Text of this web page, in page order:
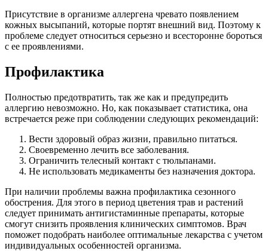
Присутствие в организме аллергена чревато появлением
кожных высыпаний, которые портят внешний вид. Поэтому к
проблеме следует относиться серьезно и всесторонне бороться
с ее проявлениями.
Профилактика
Полностью предотвратить, так же как и предупредить
аллергию невозможно. Но, как показывает статистика, она
встречается реже при соблюдении следующих рекомендаций:
Вести здоровый образ жизни, правильно питаться.
Своевременно лечить все заболевания.
Ограничить телесный контакт с тюльпанами.
Не использовать медикаменты без назначения доктора.
При наличии проблемы важна профилактика сезонного
обострения. Для этого в период цветения трав и растений
следует принимать антигистаминные препараты, которые
смогут снизить проявления клинических симптомов. Врач
поможет подобрать наиболее оптимальные лекарства с учетом
индивидуальных особенностей организма.